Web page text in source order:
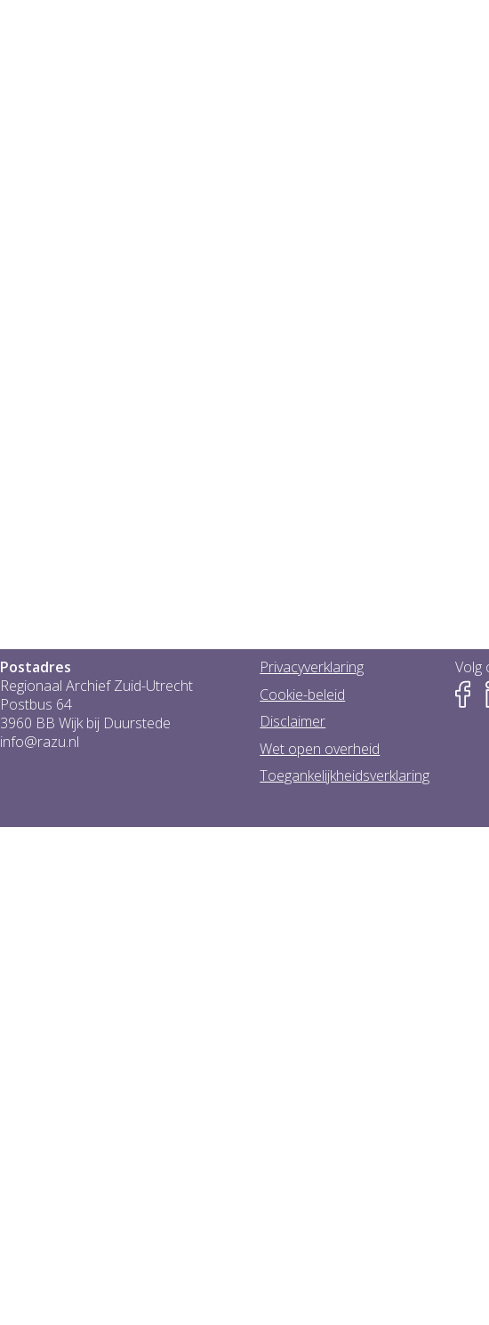
Postadres
Regionaal Archief Zuid-Utrecht
Postbus 64
3960 BB Wijk bij Duurstede
info@razu.nl
Privacyverklaring
Cookie-beleid
Disclaimer
Wet open overheid
Toegankelijkheidsverklaring
Volg